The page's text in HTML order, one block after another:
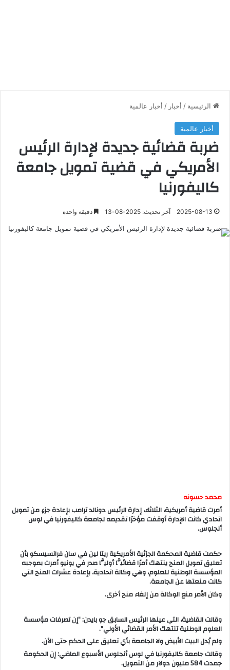
الرئيسية / أخبار / أخبار عالمية
أخبار عالمية
ضربة قضائية جديدة لإدارة الرئيس
الأمريكي في قضية تمويل جامعة
كاليفورنيا
2025-08-13 آخر تحديث: 2025-08-13 دقيقة واحدة
محمد حسونه
أمرت قاضية أمريكية، الثلاثاء، إدارة الرئيس دونالد ترامب بإعادة جزءٍ من تمويل
اتحادي كانت الإدارة أوقفت مؤخرًا تقديمه لجامعة كاليفورنيا في لوس
أنجلوس.
حكمت قاضية المحكمة الجزئية الأمريكية ريتا لين في سان فرانسيسكو بأن
تعليق تمويل المنح ينتهك أمرًا قضائيًّا أوليًّا صدر في يونيو أمرت بموجبه
المؤسسة الوطنية للعلوم، وهي وكالة اتحادية، بإعادة عشرات المنح التي
كانت منعتها عن الجامعة.
وكان الأمر منع الوكالة من إلغاء منح أخرى.
وقالت القاضية، التي عينها الرئيس السابق جو بايدن: “إن تصرفات مؤسسة
العلوم الوطنية تنتهك الأمر القضائي الأولي”.
ولم يُدل البيت الأبيض ولا الجامعة بأي تعليق على الحكم حتى الآن.
وقالت جامعة كاليفورنيا في لوس أنجلوس الأسبوع الماضي: إن الحكومة
جمدت 584 مليون دولار من التمويل.